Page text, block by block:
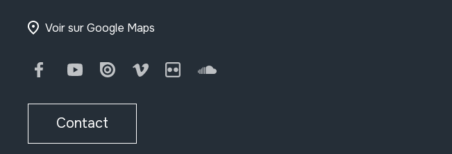
Voir sur Google Maps
FacebookYoutubeIssuu Vimeo FlickrSoundCloud
Contact